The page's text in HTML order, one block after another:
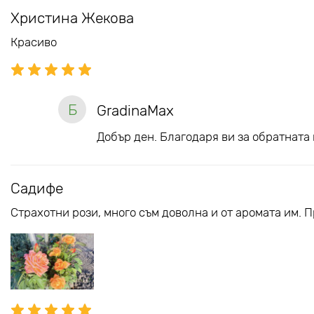
Христина Жекова
Красиво
Б GradinaMax
Добър ден. Благодаря ви за обратната
Садифе
Страхотни рози, много съм доволна и от аромата им.